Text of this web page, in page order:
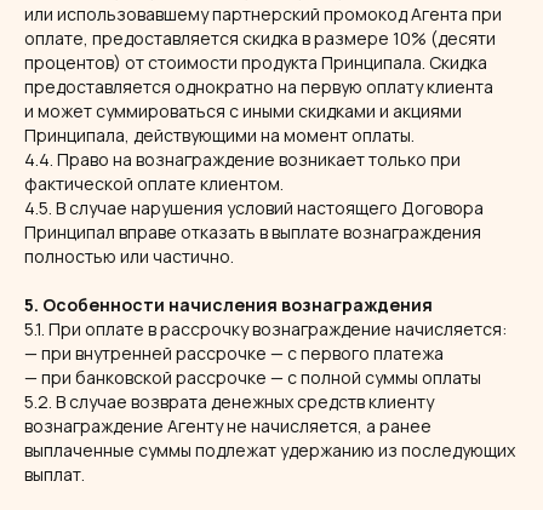
или использовавшему партнерский промокод Агента при
оплате, предоставляется скидка в размере 10% (десяти
процентов) от стоимости продукта Принципала. Скидка
предоставляется однократно на первую оплату клиента
и может суммироваться с иными скидками и акциями
Принципала, действующими на момент оплаты.
4.4. Право на вознаграждение возникает только при
фактической оплате клиентом.
4.5. В случае нарушения условий настоящего Договора
Принципал вправе отказать в выплате вознаграждения
полностью или частично.
5. Особенности начисления вознаграждения
5.1. При оплате в рассрочку вознаграждение начисляется:
— при внутренней рассрочке — с первого платежа
— при банковской рассрочке — с полной суммы оплаты
5.2. В случае возврата денежных средств клиенту
вознаграждение Агенту не начисляется, а ранее
выплаченные суммы подлежат удержанию из последующих
выплат.